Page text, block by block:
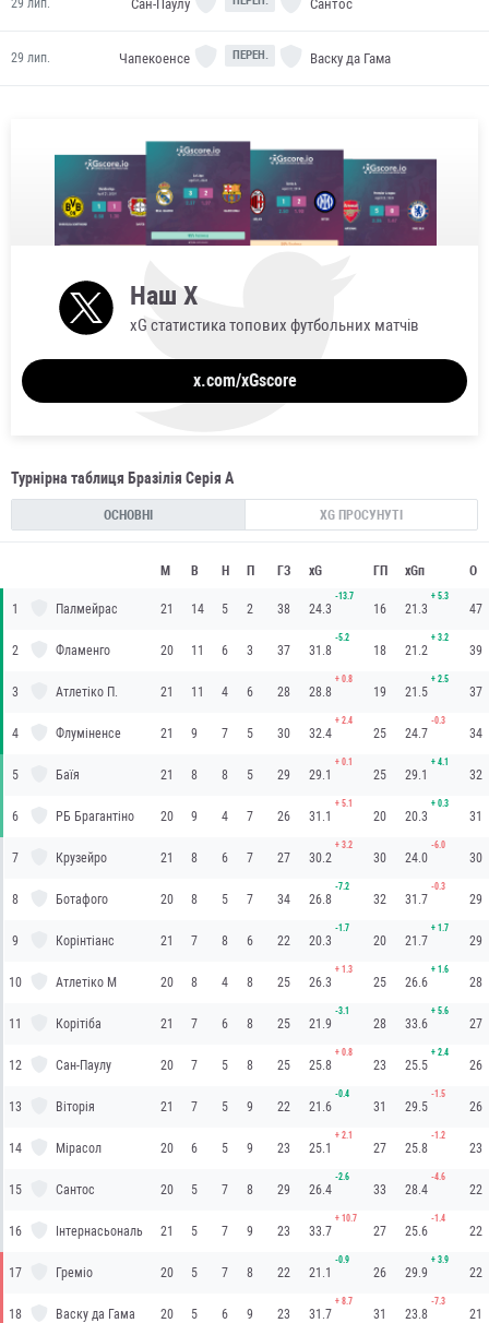
29 лип. Сан-Паулу Сантос
29 лип. Чапекоенсе ПЕРЕН. Васку да Гама
Наш X
xG статистика топових футбольних матчів
x.com/xGscore
Турнірна таблиця Бразілія Серія А
ОСНОВНІ XG ПРОСУНУТІ
М В Н П ГЗ xG ГП xGп О
1 Палмейрас 21 14 5 2 38 24.3
-13.7
16 21.3
+ 5.3
47
2 Фламенго 20 11 6 3 37 31.8
-5.2
18 21.2
+ 3.2
39
3 Атлетіко П. 21 11 4 6 28 28.8
+ 0.8
19 21.5
+ 2.5
37
4 Флуміненсе 21 9 7 5 30 32.4
+ 2.4
25 24.7
-0.3
34
5 Баїя 21 8 8 5 29 29.1
+ 0.1
25 29.1
+ 4.1
32
6 РБ Брагантіно 20 9 4 7 26 31.1
+ 5.1
20 20.3
+ 0.3
31
7 Крузейро 21 8 6 7 27 30.2
+ 3.2
30 24.0
-6.0
30
8 Ботафого 20 8 5 7 34 26.8
-7.2
32 31.7
-0.3
29
9 Корінтіанс 21 7 8 6 22 20.3
-1.7
20 21.7
+ 1.7
29
10 Атлетіко М 20 8 4 8 25 26.3
+ 1.3
25 26.6
+ 1.6
28
11 Корітіба 21 7 6 8 25 21.9
-3.1
28 33.6
+ 5.6
27
12 Сан-Паулу 20 7 5 8 25 25.8
+ 0.8
23 25.5
+ 2.4
26
13 Віторія 21 7 5 9 22 21.6
-0.4
31 29.5
-1.5
26
14 Мірасол 20 6 5 9 23 25.1
+ 2.1
27 25.8
-1.2
23
15 Сантос 20 5 7 8 29 26.4
-2.6
33 28.4
-4.6
22
16 Інтернасьональ 21 5 7 9 23 33.7
+ 10.7
27 25.6
-1.4
22
17 Греміо 20 5 7 8 22 21.1
-0.9
26 29.9
+ 3.9
22
18 Васку да Гама 20 5 6 9 23 31.7
+ 8.7
31 23.8
-7.3
21